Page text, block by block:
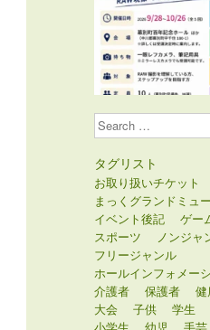
Search
タグリスト
お取り扱いチケット
まっくグランドミュ
イベント後記
ゲー
スポーツ
ノンジャ
フリージャンル
ホールインフォメー
介護者
保護者
大会
子供 学生